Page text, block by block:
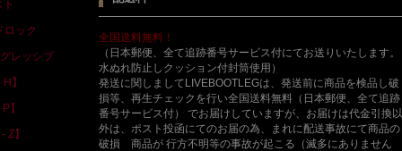
全国送料無料！
（日本郵便、全て追跡番号サービス付にてお送りいたします。
水ぬれ防止しクッション付封筒使用）
発送に関しましてLIVEBOOTLEGは、発送前に商品を検品し破
損等、再生チェックを行い全国送料無料（日本郵便、全て追跡
番号サービス付） でお届けしていますが、お届けは代金引換以
外は、ポスト投函にてのお届の為、まれに配送事故にて商品の
破損 商品が 行方不明等の事故が起こる（滅多にありません
ロック
レッシブ
】
】
Z】